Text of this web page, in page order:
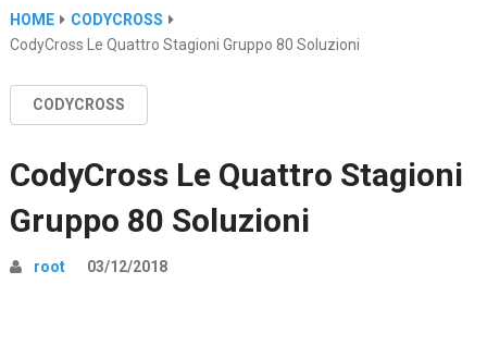
HOME
CODYCROSS
CodyCross Le Quattro Stagioni Gruppo 80 Soluzioni
CODYCROSS
CodyCross Le Quattro Stagioni
Gruppo 80 Soluzioni
root 03/12/2018